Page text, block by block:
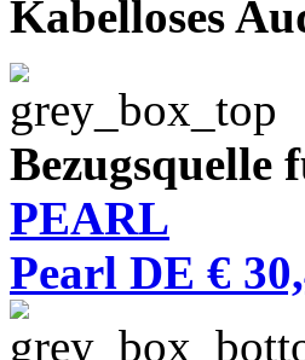
Kabelloses
Bezugsquelle
PEARL
Pearl DE €